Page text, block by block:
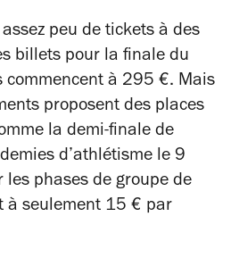
peu de tickets à des
billets pour la finale du
commencent à 295 €. Mais
proposent des places
la demi-finale de
d’athlétisme le 9
phases de groupe de
à seulement 15 € par